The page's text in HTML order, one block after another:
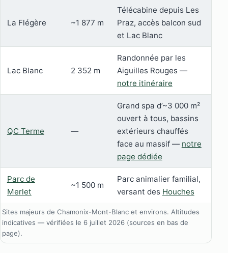
Sites majeurs de Chamonix-Mont-Blanc et environs. Altitudes
indicatives — vérifiées le 6 juillet 2026 (sources en bas de
page).
La Flégère ~1 877 m
Télécabine depuis Les
Praz, accès balcon sud
et Lac Blanc
Lac Blanc 2 352 m
Randonnée par les
Aiguilles Rouges —
notre itinéraire
QC Terme —
Grand spa d’~3 000 m²
ouvert à tous, bassins
extérieurs chauffés
face au massif — notre
page dédiée
Parc de
Merlet
~1 500 m
Parc animalier familial,
versant des Houches